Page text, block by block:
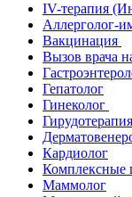
IV-терапия
Аллерголог-
Вакцинация
Вызов врача
Гепатолог
Гинеколог
Гирудотерапия
Кардиолог
Комплексные
Маммолог